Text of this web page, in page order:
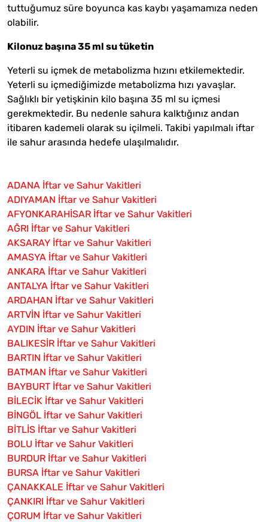
tuttuğumuz süre boyunca kas kaybı yaşamamıza neden
olabilir.
Kilonuz başına 35 ml su tüketin
Yeterli su içmek de metabolizma hızını etkilemektedir.
Yeterli su içmediğimizde metabolizma hızı yavaşlar.
Sağlıklı bir yetişkinin kilo başına 35 ml su içmesi
gerekmektedir. Bu nedenle sahura kalktığınız andan
itibaren kademeli olarak su içilmeli. Takibi yapılmalı iftar
ile sahur arasında hedefe ulaşılmalıdır.
ADANA İftar ve Sahur Vakitleri
ADIYAMAN İftar ve Sahur Vakitleri
AFYONKARAHİSAR İftar ve Sahur Vakitleri
AĞRI İftar ve Sahur Vakitleri
AKSARAY İftar ve Sahur Vakitleri
AMASYA İftar ve Sahur Vakitleri
ANKARA İftar ve Sahur Vakitleri
ANTALYA İftar ve Sahur Vakitleri
ARDAHAN İftar ve Sahur Vakitleri
ARTVİN İftar ve Sahur Vakitleri
AYDIN İftar ve Sahur Vakitleri
BALIKESİR İftar ve Sahur Vakitleri
BARTIN İftar ve Sahur Vakitleri
BATMAN İftar ve Sahur Vakitleri
BAYBURT İftar ve Sahur Vakitleri
BİLECİK İftar ve Sahur Vakitleri
BİNGÖL İftar ve Sahur Vakitleri
BİTLİS İftar ve Sahur Vakitleri
BOLU İftar ve Sahur Vakitleri
BURDUR İftar ve Sahur Vakitleri
BURSA İftar ve Sahur Vakitleri
ÇANAKKALE İftar ve Sahur Vakitleri
ÇANKIRI İftar ve Sahur Vakitleri
ÇORUM İftar ve Sahur Vakitleri